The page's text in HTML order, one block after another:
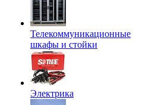
Телекоммуникационные
шкафы и стойки
Электрика